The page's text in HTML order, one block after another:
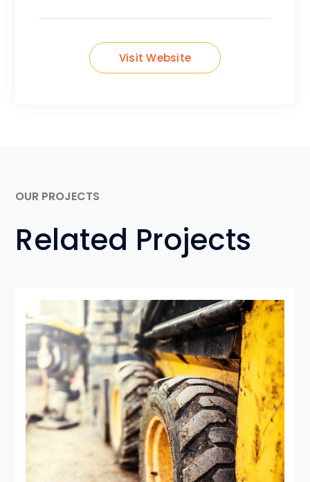
Visit Website
OUR PROJECTS
Related Projects